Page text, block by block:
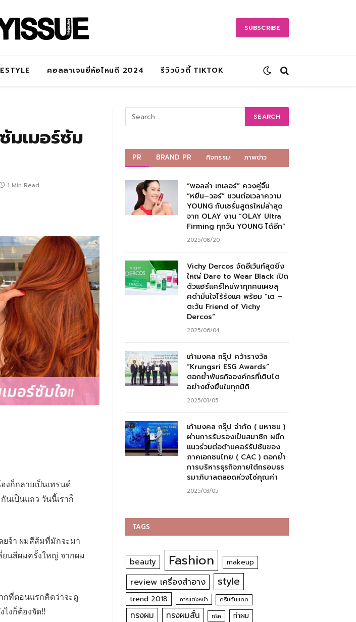
SUBSCRIBE
คอลลาเจนยี่ห้อไหนดี 2024 รีวิวบิวตี้ TIKTOK
มเมอร์ซัม
1 Min Read
งก็กลายเป็นเทรนด์
นเป็นแถว วันนี้เราก็
ยจ้า ผมสีส้มที่มักจะมา
ยนสีผมครั้งใหญ่ จากผม
กที่ตอนแรกคิดว่าจะดู
ไงก็ต้องจัด!!
PR BRAND PR กิจกรรม ภาพข่าว
“พอลล่า เทเลอร์” ควงคู่จิ้น
“หยิ่น–วอร์” ชวนต่อเวลาความ
YOUNG กับเซรั่มสูตรใหม่ล่าสุด
จาก OLAY งาน “OLAY Ultra
Firming ทุกวัน YOUNG ได้อีก”
2025/08/20
Vichy Dercos จัดอีเว้นท์สุดยิ่ง
ใหญ่ Dare to Wear Black เปิด
ตัวแฮร์แคร์ใหม่พาทุกคนเผยลุ
คดำมั่นใจไร้รังแค พร้อม “เต –
ตะวัน Friend of Vichy
Dercos”
2025/06/04
เก้ามงคล กรุ๊ป คว้ารางวัล
“Krungsri ESG Awards”
ตอกย้ำพันธกิจองค์กรที่เติบโต
อย่างยั่งยืนในทุกมิติ
2025/03/05
เก้ามงคล กรุ๊ป จำกัด ( มหาชน )
ผ่านการรับรองเป็นสมาชิก ผนึก
แนวร่วมต่อต้านคอร์รัปชันของ
ภาคเอกชนไทย ( CAC ) ตอกย้ำ
การบริหารธุรกิจภายใต้กรอบธร
รมาภิบาลตลอดห่วงโซ่คุณค่า
2025/03/05
TAGS
beauty Fashion makeup
review เครื่องสำอาง style
trend 2018 การแต่งหน้า ครีมกันแดด
ทรงผม ทรงผมสั้น ทริค ทำผม